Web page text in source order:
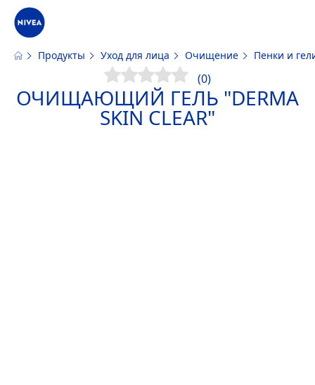
Наш сайт использует файлы cookie. Пожалуйста, ознакомьтесь с
файлов cookie и аналогичных
Продукты Уход для лица Очищение Пенки и
(0)
ОЧИЩАЮЩИЙ ГЕЛЬ "DERMA
SKIN CLEAR"